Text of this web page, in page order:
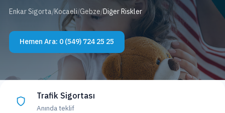
Enkar Sigorta/Kocaeli/Gebze/Diğer Riskler
Hemen Ara: 0 (549) 724 25 25
Trafik Sigortası
Anında teklif